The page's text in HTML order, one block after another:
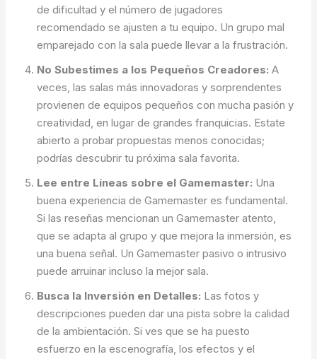
de dificultad y el número de jugadores
recomendado se ajusten a tu equipo. Un grupo mal
emparejado con la sala puede llevar a la frustración.
No Subestimes a los Pequeños Creadores: A
veces, las salas más innovadoras y sorprendentes
provienen de equipos pequeños con mucha pasión y
creatividad, en lugar de grandes franquicias. Estate
abierto a probar propuestas menos conocidas;
podrías descubrir tu próxima sala favorita.
Lee entre Líneas sobre el Gamemaster: Una
buena experiencia de Gamemaster es fundamental.
Si las reseñas mencionan un Gamemaster atento,
que se adapta al grupo y que mejora la inmersión, es
una buena señal. Un Gamemaster pasivo o intrusivo
puede arruinar incluso la mejor sala.
Busca la Inversión en Detalles: Las fotos y
descripciones pueden dar una pista sobre la calidad
de la ambientación. Si ves que se ha puesto
esfuerzo en la escenografía, los efectos y el